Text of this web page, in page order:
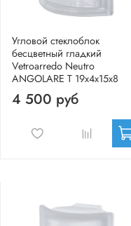
Угловой стеклоблок
бесцветный гладкий
Vetroarredo Neutro
ANGOLARE T 19x4x15x8
4 500 руб